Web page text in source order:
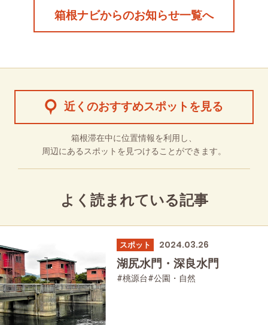
箱根ナビからのお知らせ一覧へ
近くのおすすめスポットを見る
箱根滞在中に位置情報を利用し、
周辺にあるスポットを見つけることができます。
よく読まれている記事
スポット 2024.03.26
湖尻水門・深良水門
#桃源台#公園・自然